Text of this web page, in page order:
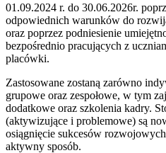
01.09.2024 r. do 30.06.2026r.
odpowiednich warunków do
oraz poprzez podniesienie
bezpośrednio pracujących z
placówki.
Zastosowane zostaną zarówno
grupowe oraz zespołowe, w tym
dodatkowe oraz szkolenia kadry.
(aktywizujące i problemowe) są
osiągnięcie sukcesów
aktywny sposób.